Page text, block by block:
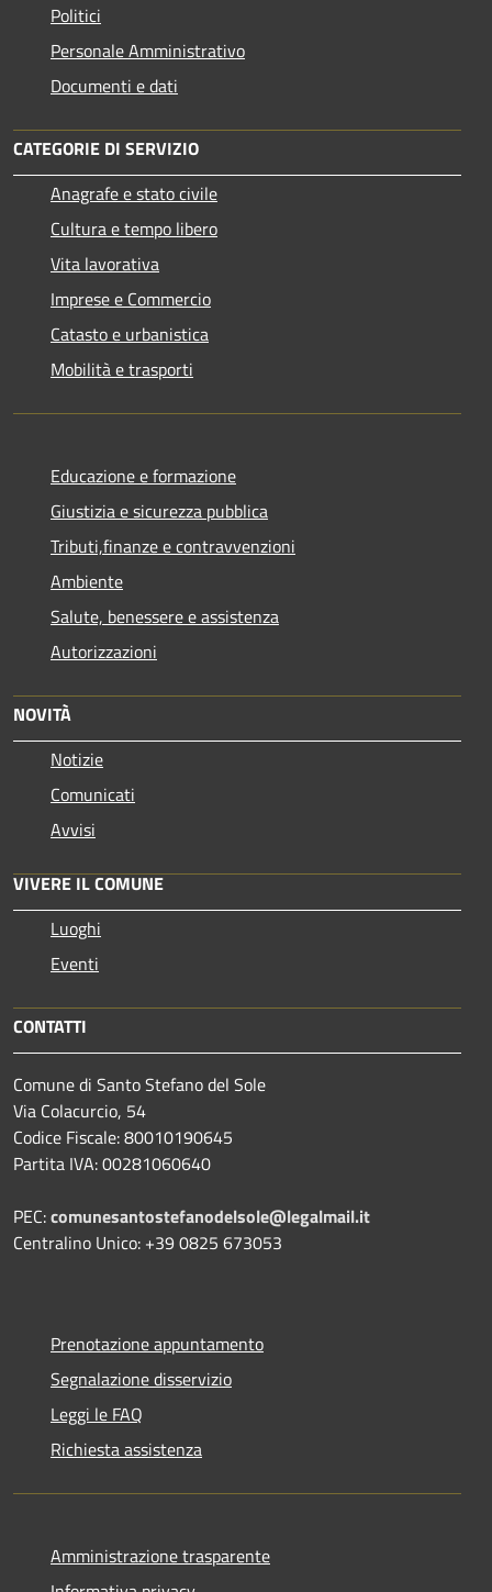
Politici
Personale Amministrativo
Documenti e dati
CATEGORIE DI SERVIZIO
Anagrafe e stato civile
Cultura e tempo libero
Vita lavorativa
Imprese e Commercio
Catasto e urbanistica
Mobilità e trasporti
Educazione e formazione
Giustizia e sicurezza pubblica
Tributi,finanze e contravvenzioni
Ambiente
Salute, benessere e assistenza
Autorizzazioni
NOVITÀ
Notizie
Comunicati
Avvisi
VIVERE IL COMUNE
Luoghi
Eventi
CONTATTI
Comune di Santo Stefano del Sole
Via Colacurcio, 54
Codice Fiscale: 80010190645
Partita IVA: 00281060640
PEC:comunesantostefanodelsole@legalmail.it
Centralino Unico: +39 0825 673053
Prenotazione appuntamento
Segnalazione disservizio
Leggi le FAQ
Richiesta assistenza
Amministrazione trasparente